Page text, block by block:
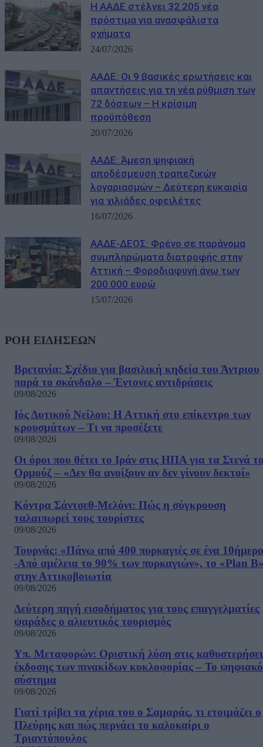
Η ΑΑΔΕ στέλνει 32.205 νέα
πρόστιμα για ανασφάλιστα
οχήματα
24/07/2026
ΑΑΔΕ: Οι 9 βασικές ερωτήσεις και
απαντήσεις για τη νέα ρύθμιση των
72 δόσεων – Η κρίσιμη
προϋπόθεση
20/07/2026
ΑΑΔΕ: Άμεση ψηφιακή
αποδέσμευση τραπεζικών
λογαριασμών – Δεύτερη ευκαιρία
για χιλιάδες οφειλέτες
16/07/2026
ΑΑΔΕ-ΔΕΟΣ: Φρένο σε παράνομα
συμπληρώματα διατροφής στην
Αττική – Φοροδιαφυγή άνω των
200.000 ευρώ
15/07/2026
ΡΟΗ ΕΙΔΗΣΕΩΝ
Βρετανία: Σχέδιο για βασιλική κηδεία του Άντριου
παρά το σκάνδαλο – Έντονες αντιδράσεις
09/08/2026
Ιός Δυτικού Νείλου: Η Αττική στο επίκεντρο των
κρουσμάτων – Τι να προσέξετε
09/08/2026
Οι όροι που θέτει το Ιράν στις ΗΠΑ για τα Στενά
Ορμούζ – «Δεν θα ανοίξουν αν δεν γίνουν δεκτοί»
09/08/2026
Κόντρα Σάντσεθ-Μελόνι: Πώς η σύγκρουση
ταλαιπωρεί τους τουρίστες
09/08/2026
Τουρνάς: «Πάνω από 400 πυρκαγιές σε ένα 10ήμερο
-Από αμέλεια το 90% των πυρκαγιών», το «Plan
στην Αττικοβοιωτία
09/08/2026
Δεύτερη πηγή εισοδήματος για τους επαγγελματίες
ψαράδες ο αλιευτικός τουρισμός
09/08/2026
Υπ. Μεταφορών: Οριστική λύση στις
έκδοσης των πινακίδων κυκλοφορίας – Το ψηφιακό
σύστημα
09/08/2026
Γιατί τρίβει τα χέρια του ο Σαμαράς, τι ετοιμάζει ο
Πλεύρης και πώς περνάει το καλοκαίρι ο
Τριαντόπουλος